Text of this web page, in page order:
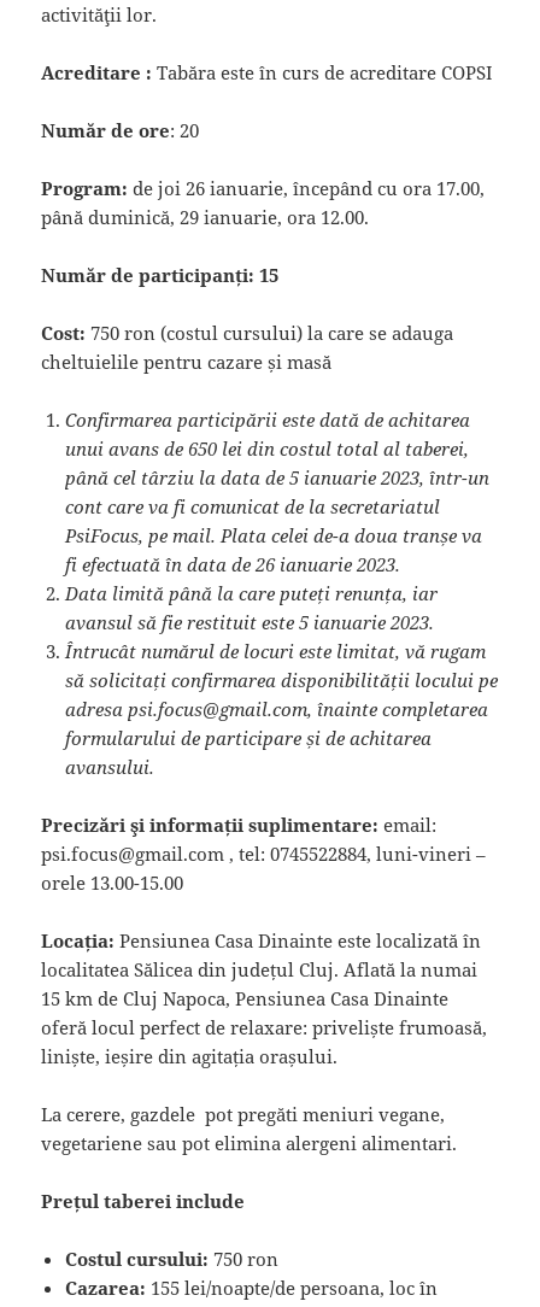
activităţii lor.
Acreditare :Tabăra este în curs de acreditare COPSI
Număr de ore: 20
Program: de joi 26 ianuarie, începând cu ora 17.00,
până duminică, 29 ianuarie, ora 12.00.
Număr de participanți: 15
Cost: 750 ron (costul cursului) la care se adauga
cheltuielile pentru cazare și masă
Confirmarea participării este dată de achitarea
unui avans de 650 lei din costul total al taberei,
până cel târziu la data de 5 ianuarie 2023, într-un
cont care va fi comunicat de la secretariatul
PsiFocus, pe mail. Plata celei de-a doua tranșe va
fi efectuată în data de 26 ianuarie 2023.
Data limită până la care puteți renunța, iar
avansul să fie restituit este 5 ianuarie 2023.
Întrucât numărul de locuri este limitat, vă rugam
să solicitați confirmarea disponibilității locului pe
adresa psi.focus@gmail.com, înainte completarea
formularului de participare și de achitarea
avansului.
Precizări şi informații suplimentare:email:
psi.focus@gmail.com , tel: 0745522884, luni-vineri –
orele 13.00-15.00
Locația:Pensiunea Casa Dinainte este localizată în
localitatea Sălicea din județul Cluj. Aflată la numai
15 km de Cluj Napoca, Pensiunea Casa Dinainte
oferă locul perfect de relaxare: priveliște frumoasă,
liniște, ieșire din agitația orașului.
La cerere, gazdele pot pregăti meniuri vegane,
vegetariene sau pot elimina alergeni alimentari.
Prețul taberei include
Costul cursului: 750 ron
Cazarea: 155 lei/noapte/de persoana, loc în